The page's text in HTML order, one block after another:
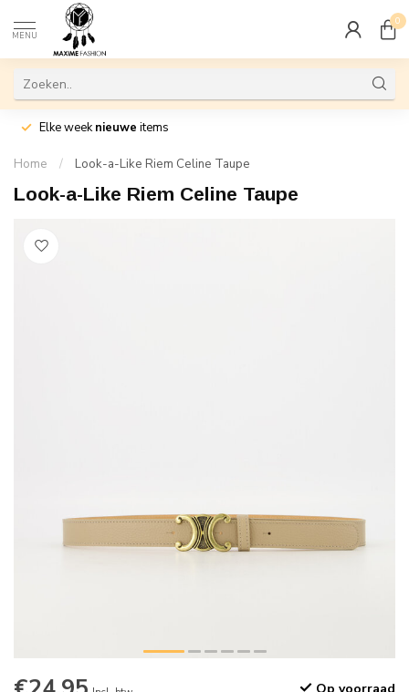
MENU
0
Elke weeknieuwe items
Home / Look-a-Like Riem Celine Taupe
Look-a-Like Riem Celine Taupe